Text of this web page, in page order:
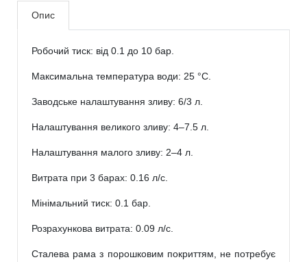
Опис
Робочий тиск: від 0.1 до 10 бар.
Максимальна температура води: 25 °C.
Заводське налаштування зливу: 6/3 л.
Налаштування великого зливу: 4–7.5 л.
Налаштування малого зливу: 2–4 л.
Витрата при 3 барах: 0.16 л/с.
Мінімальний тиск: 0.1 бар.
Розрахункова витрата: 0.09 л/с.
Сталева рама з порошковим покриттям, не потребує